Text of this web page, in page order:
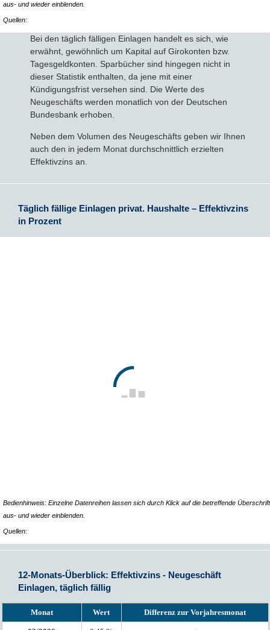
aus- und wieder einblenden.
Quellen:
Bei den täglich fälligen Einlagen handelt es sich, wie
erwähnt, gewöhnlich um Kapital auf Girokonten bzw.
Tagesgeldkonten. Sparbücher sind hingegen nicht in
dieser Statistik enthalten, da jene mit einer
Kündigungsfrist versehen sind. Die Werte des
Neugeschäfts werden monatlich von der Deutschen
Bundesbank erhoben.
Neben dem Volumen des Neugeschäfts geben wir Ihnen
auch den in jedem Monat durchschnittlich erzielten
Effektivzins an.
Täglich fällige Einlagen privat. Haushalte – Effektivzins
in Prozent
Bedienhinweis: Einzelne Datenreihen lassen sich durch Klick auf die betreffende Überschrift
aus- und wieder einblenden.
Quellen:
12-Monats-Überblick: Effektivzins - Neugeschäft
Einlagen, täglich fällig
Monat Wert Differenz zur Vorjahresmonat